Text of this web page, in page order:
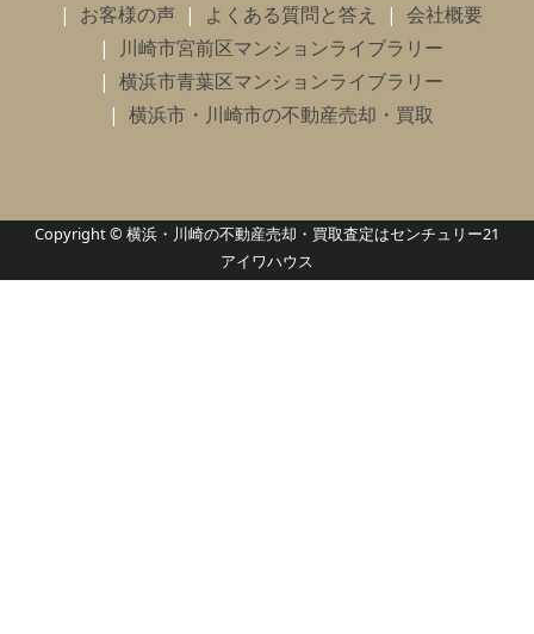
お客様の声
よくある質問と答え
会社概要
川崎市宮前区マンションライブラリー
横浜市青葉区マンションライブラリー
横浜市・川崎市の不動産売却・買取
Copyright © 横浜・川崎の不動産売却・買取査定はセンチュリー21
アイワハウス